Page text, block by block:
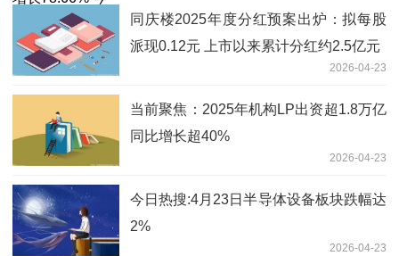
同庆楼2025年度分红预案出炉：拟每股
派现0.12元 上市以来累计分红约2.5亿元
2026-04-23
当前聚焦：2025年机构LP出资超1.8万亿
同比增长超40%
2026-04-23
今日热搜:4月23日半导体设备板块跌幅达
2%
2026-04-23